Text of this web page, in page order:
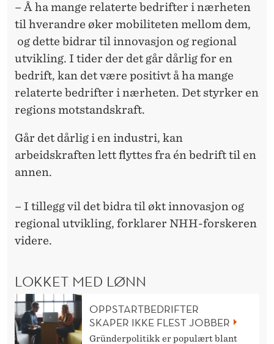
– Å ha mange relaterte bedrifter i nærheten
til hverandre øker mobiliteten mellom dem,
og dette bidrar til innovasjon og regional
utvikling. I tider der det går dårlig for en
bedrift, kan det være positivt å ha mange
relaterte bedrifter i nærheten. Det styrker en
regions motstandskraft.
Går det dårlig i en industri, kan
arbeidskraften lett flyttes fra én bedrift til en
annen.
– I tillegg vil det bidra til økt innovasjon og
regional utvikling, forklarer NHH-forskeren
videre.
LOKKET MED LØNN
OPPSTARTBEDRIFTER
SKAPER IKKE FLEST JOBBER
Gründerpolitikk er populært blant